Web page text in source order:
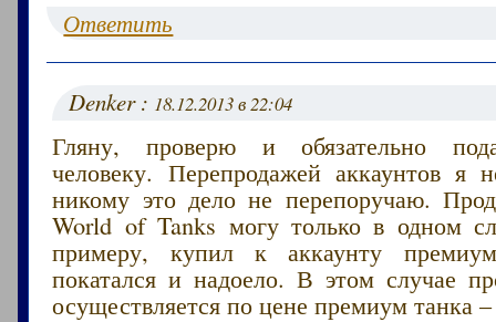
Ответить
Denker : 18.12.2013 в 22:04
Гляну, проверю и обязательно
человеку. Перепродажей аккаунтов я
никому это дело не перепоручаю.
World of Tanks могу только в одном
примеру, купил к аккаунту
покатался и надоело. В этом случае
осуществляется по цене премиум танка